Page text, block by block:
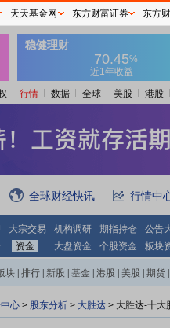
行情 数据 全球 美股 港股
全球财经快讯 行情中
大宗交易 机构调研 期指持仓
公告
资金 大盘资金 个股资金 板块
块 排行 新股 基金 港股 美股 期货
心 > 股东分析 > 大胜达 > 大胜达-十大
天天基金网 东方财富证券 东方